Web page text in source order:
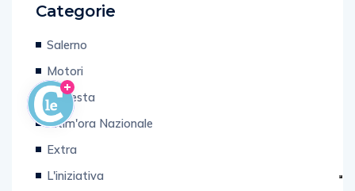
Categorie
Salerno
Motori
Inchiesta
Ultim'ora Nazionale
Extra
L'iniziativa